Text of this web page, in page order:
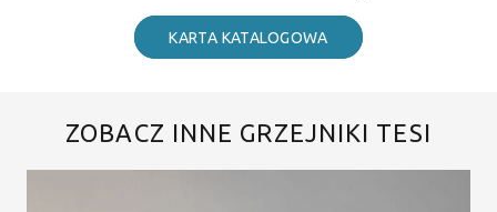
KARTA KATALOGOWA
ZOBACZ INNE GRZEJNIKI TESI